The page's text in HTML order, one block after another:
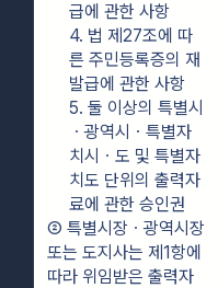
급에 관한 사항
4. 법 제27조에 따
른 주민등록증의 재
발급에 관한 사항
5. 둘 이상의 특별시
ㆍ광역시ㆍ특별자
치시ㆍ도 및 특별자
치도 단위의 출력자
료에 관한 승인권
② 특별시장ㆍ광역시장
또는 도지사는 제1항에
따라 위임받은 출력자